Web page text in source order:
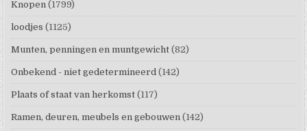
Knopen (1799)
loodjes (1125)
Munten, penningen en muntgewicht (82)
Onbekend - niet gedetermineerd (142)
Plaats of staat van herkomst (117)
Ramen, deuren, meubels en gebouwen (142)